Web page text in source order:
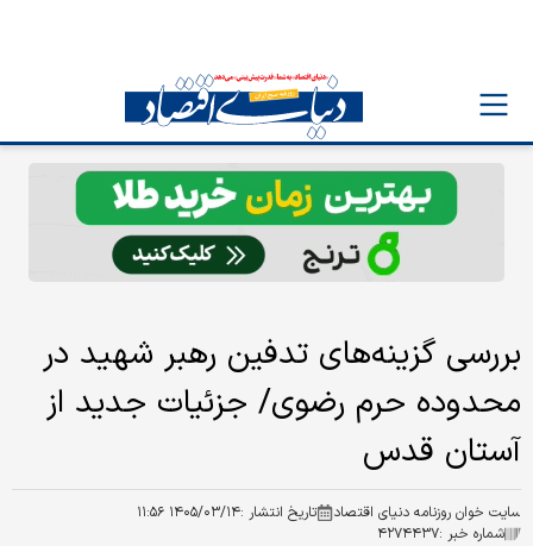
بررسی گزینه‌های تدفین رهبر شهید در
محدوده حرم رضوی/ جزئیات جدید از
آستان قدس
سایت خوان روزنامه دنیای اقتصاد تاریخ انتشار :۱۴۰۵/۰۳/۱۴ ۱۱:۵۶
شماره خبر :۴۲۷۴۴۳۷